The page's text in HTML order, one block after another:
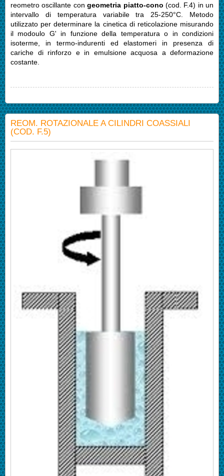
reometro oscillante congeometria piatto-cono (cod. F.4) in un
intervallo di temperatura variabile tra 25-250°C. Metodo
utilizzato per determinare la cinetica di reticolazione misurando
il modoulo G' in funzione della temperatura o in condizioni
isoterme, in termo-indurenti ed elastomeri in presenza di
cariche di rinforzo e in emulsione acquosa a deformazione
costante.
REOM. ROTAZIONALE A CILINDRI COASSIALI
(COD. F.5)